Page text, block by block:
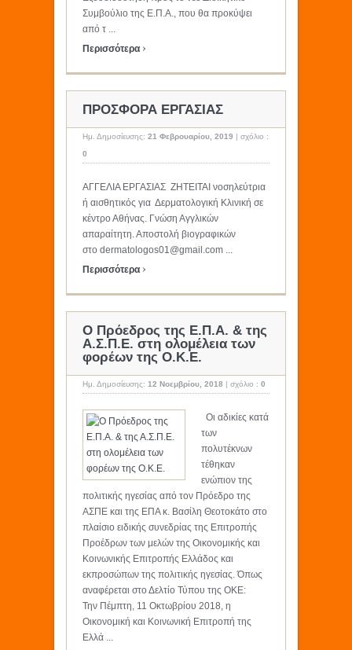
Συμβούλιο της Ε.Π.Α., που θα προκύψει
από τ ...
Περισσότερα ›
ΠΡΟΣΦΟΡΑ ΕΡΓΑΣΙΑΣ
Ημ. Δημοσίευσης: 21 Φεβρουαρίου, 2019 | σχόλιο :
0
ΑΓΓΕΛΙΑ ΕΡΓΑΣΙΑΣ ΖΗΤΕΙΤΑΙ νοσηλεύτρια
ή αισθητικός για Δερματολογική Κλινική σε
κέντρο Αθήνας. Γνώση Αγγλικών
απαραίτητη. Αποστολή βιογραφικών
στο dermatologos01@gmail.com ...
Περισσότερα ›
Ο Πρόεδρος της Ε.Π.Α. & της
Α.Σ.Π.Ε. στη ολομέλεια των
φορέων της Ο.Κ.Ε.
Ημ. Δημοσίευσης: 12 Νοεμβρίου, 2018 | σχόλιο : 0
Οι αδικίες κατά
των
πολυτέκνων
τέθηκαν
ενώπιον της
πολιτικής ηγεσίας από τον Πρόεδρο της
ΑΣΠΕ και της ΕΠΑ κ. Βασίλη Θεοτοκάτο στο
πλαίσιο ειδικής συνεδρίας της Επιτροπής
Προέδρων των μελών της Οικονομικής και
Κοινωνικής Επιτροπής Ελλάδος και
εκπροσώπων της πολιτικής ηγεσίας. Όπως
αναφέρεται στο Δελτίο Τύπου της ΟΚΕ:
Την Πέμπτη, 11 Οκτωβρίου 2018, η
Οικονομική και Κοινωνική Επιτροπή της
Ελλά ...